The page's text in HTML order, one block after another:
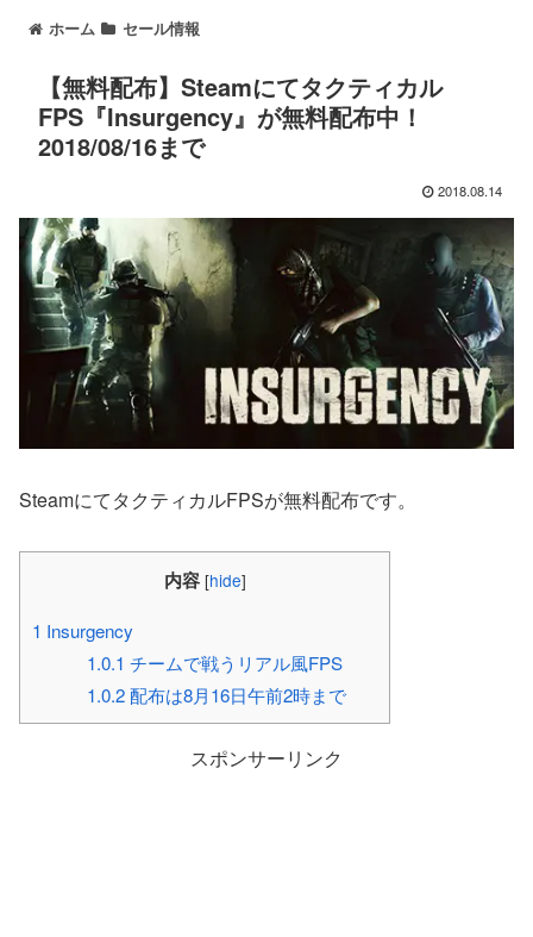
ホーム セール情報
【無料配布】Steamにてタクティカル
FPS『Insurgency』が無料配布中！
2018/08/16まで
2018.08.14
SteamにてタクティカルFPSが無料配布です。
内容 [hide]
1 Insurgency
1.0.1 チームで戦うリアル風FPS
1.0.2配布は8月16日午前2時まで
スポンサーリンク